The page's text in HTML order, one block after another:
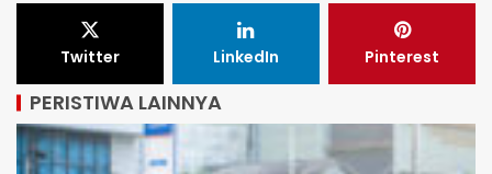
Twitter LinkedIn Pinterest
PERISTIWA LAINNYA